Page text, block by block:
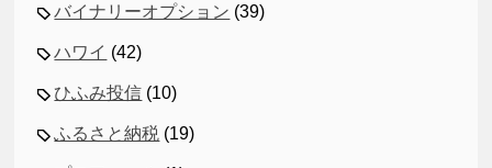
バイナリーオプション (39)
ハワイ (42)
ひふみ投信 (10)
ふるさと納税 (19)